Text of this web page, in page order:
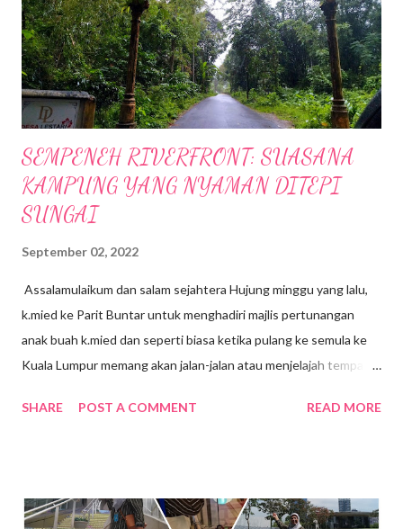
SEMPENEH RIVERFRONT: SUASANA
KAMPUNG YANG NYAMAN DITEPI
SUNGAI
September 02, 2022
Assalamulaikum dan salam sejahtera Hujung minggu yang lalu,
k.mied ke Parit Buntar untuk menghadiri majlis pertunangan
anak buah k.mied dan seperti biasa ketika pulang ke semula ke
Kuala Lumpur memang akan jalan-jalan atau menjelajah tempat-
k mied decide nak ke Daerah Batu Kurau , Taiping Perak .
kabin pertama di Batu Kurau. Berhampiran Gunung Sempeneh ,
SHARE POST A COMMENT READ MORE